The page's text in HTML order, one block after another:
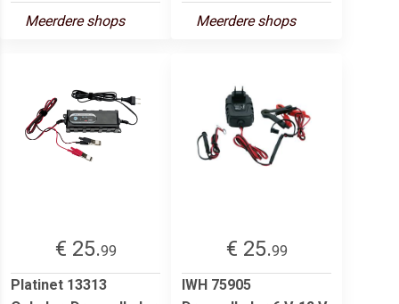
Meerdere shops
Meerdere shops
€ 25.99
Platinet 13313
€ 25.99
IWH 75905